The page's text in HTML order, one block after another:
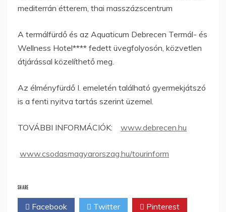
mediterrán étterem, thai masszázscentrum
A termálfürdő és az Aquaticum Debrecen Termál- és
Wellness Hotel**** fedett üvegfolyosón, közvetlen
átjárással közelíthető meg.
Az élményfürdő I. emeletén található gyermekjátszó
is a fenti nyitva tartás szerint üzemel.
TOVÁBBI INFORMÁCIÓK: www.debrecen.hu
www.csodasmagyarorszag.hu/tourinform
SHARE
Facebook Twitter Pinterest